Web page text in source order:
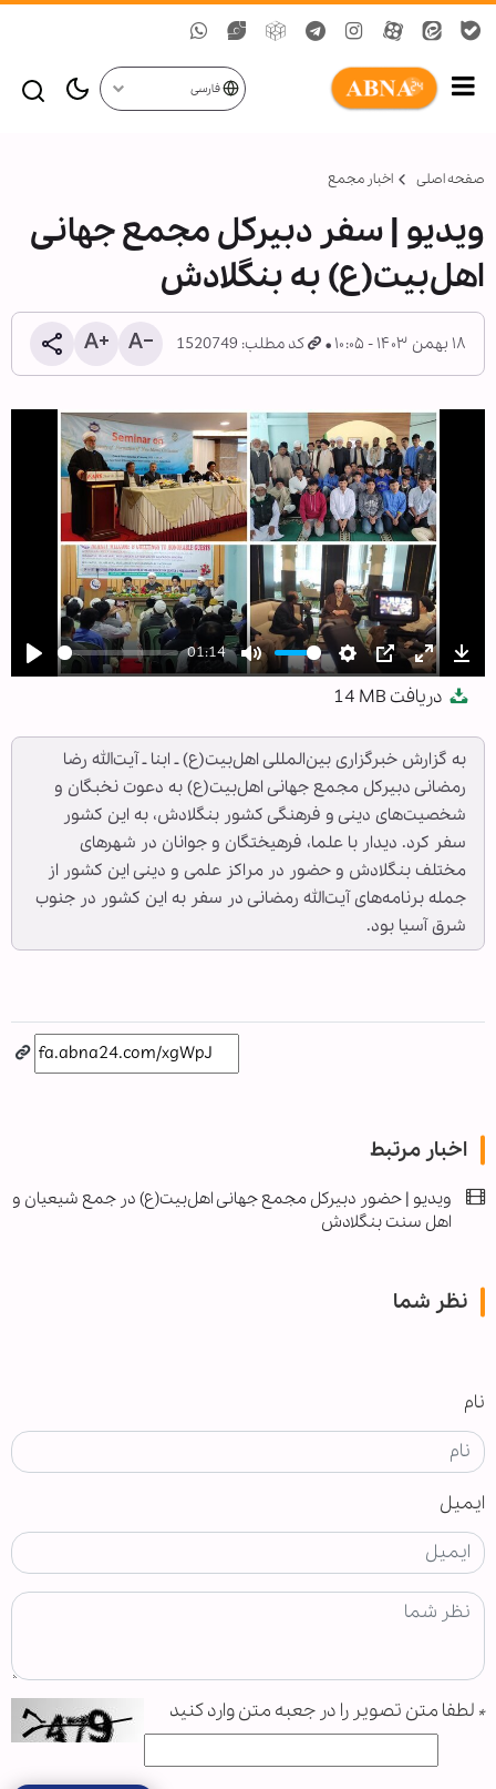
فارسی
صفحه اصلی اخبار مجمع
ویدیو | سفر دبیرکل مجمع جهانی
اهل‌بیت(ع) به بنگلادش
۱۸ بهمن ۱۴۰۳ - ۱۰:۰۵ کد مطلب: 1520749
Play
01:14
Mute Settings
PIP Enter
دریافت 14 MB
به گزارش خبرگزاری بین‌المللی اهل‌بیت(ع) ـ ابنا ـ آیت‌الله رضا
رمضانی دبیرکل مجمع جهانی اهل‌بیت(ع) به دعوت نخبگان و
شخصیت‌های دینی و فرهنگی کشور بنگلادش، به این کشور
سفر کرد. دیدار با علما، فرهیختگان و جوانان در شهرهای
مختلف بنگلادش و حضور در مراکز علمی و دینی این کشور از
جمله برنامه‌های آیت‌الله رمضانی در سفر به این کشور در جنوب
شرق آسیا بود.
اخبار مرتبط
ویدیو | حضور دبیرکل مجمع جهانی اهل‌بیت(ع) در جمع شیعیان و
اهل سنت بنگلادش
نظر شما
نام
ایمیل
* لطفا متن تصویر را در جعبه متن وارد کنید